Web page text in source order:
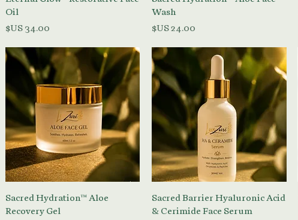
Wash
السعر
Oil
السعر
العرض السريع
Sacred Barrier Hyaluronic Acid
& Cerimide Face Serum
العرض السريع
Sacred Hydration™ Aloe
Recovery Gel